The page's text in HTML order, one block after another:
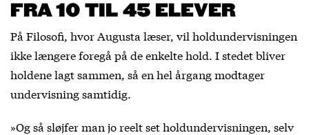
FRA 10 TIL 45 ELEVER
På Filosofi, hvor Augusta læser, vil holdundervisningen
ikke længere foregå på de enkelte hold. I stedet bliver
holdene lagt sammen, så en hel årgang modtager
undervisning samtidig.
»Og så sløjfer man jo reelt set holdundervisningen, selv